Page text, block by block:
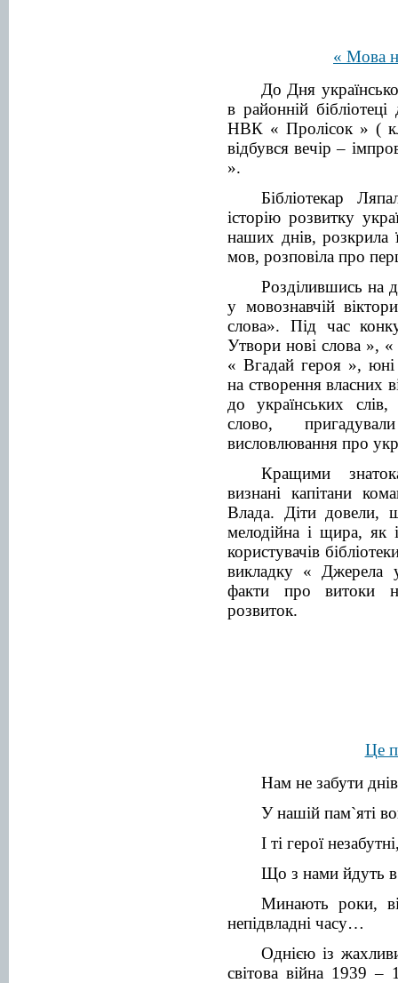
« Мова
До Дня
в районній
НВК « Пролісок » (
відбувся вечір –
».
Бібліотекар
історію розвитку
наших днів, розкрила
мов, розповіла про
Розділившись на
у мовознавчій
слова». Під час
Утвори нові слова »,
« Вгадай героя », юні
на створення власних
до українських
слово,
висловлювання про
Кращими
визнані капітани
Влада. Діти довели,
мелодійна і щира, як
користувачів
викладку « Джерела
факти про витоки
розвиток.
Це
Нам не забути
У нашій пам`яті
І ті герої
Що з нами йдуть в
Минають роки,
непідвладні часу…
Однією із
світова війна 1939 –